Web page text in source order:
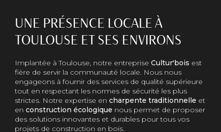
UNE PRÉSENCE LOCALE À
TOULOUSE ET SES ENVIRONS
Implantée à Toulouse, notre entreprise Cultur'bois est
fière de servir la communauté locale. Nous nous
engageons à fournir des services de qualité supérieure
tout en respectant les normes de sécurité les plus
strictes. Notre expertise en charpente traditionnelle et
en construction écologique nous permet de proposer
des solutions innovantes et durables pour tous vos
projets de construction en bois.